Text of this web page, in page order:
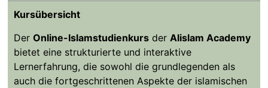
Kursübersicht
DerOnline-Islamstudienkurs der Alislam Academy
bietet eine strukturierte und interaktive
Lernerfahrung, die sowohl die grundlegenden als
auch die fortgeschrittenen Aspekte der islamischen